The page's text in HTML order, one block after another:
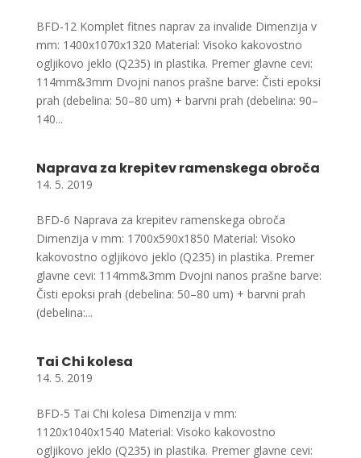
BFD-12 Komplet fitnes naprav za invalide Dimenzija v
mm: 1400x1070x1320 Material: Visoko kakovostno
ogljikovo jeklo (Q235) in plastika. Premer glavne cevi:
114mm&3mm Dvojni nanos prašne barve: Čisti epoksi
prah (debelina: 50–80 um) + barvni prah (debelina: 90–
140...
Naprava za krepitev ramenskega obroča
14. 5. 2019
BFD-6 Naprava za krepitev ramenskega obroča
Dimenzija v mm: 1700x590x1850 Material: Visoko
kakovostno ogljikovo jeklo (Q235) in plastika. Premer
glavne cevi: 114mm&3mm Dvojni nanos prašne barve:
Čisti epoksi prah (debelina: 50–80 um) + barvni prah
(debelina:...
Tai Chi kolesa
14. 5. 2019
BFD-5 Tai Chi kolesa Dimenzija v mm:
1120x1040x1540 Material: Visoko kakovostno
ogljikovo jeklo (Q235) in plastika. Premer glavne cevi: